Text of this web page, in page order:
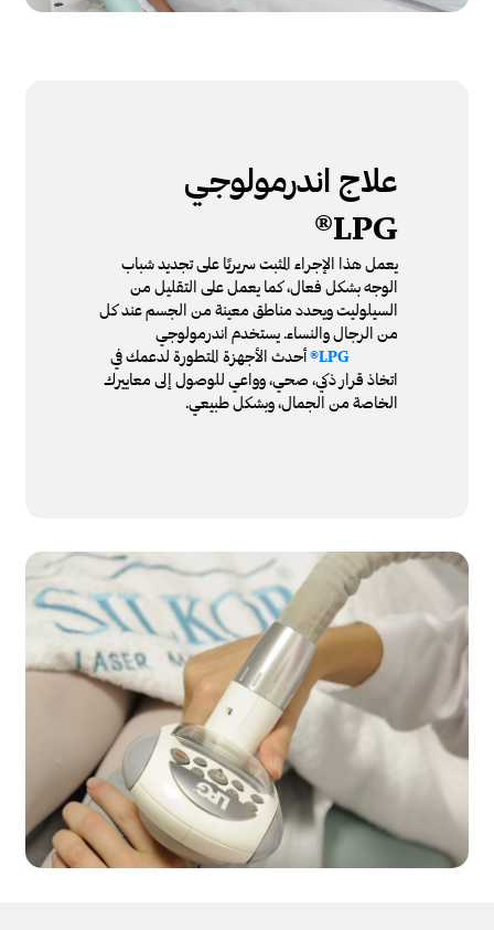
علاج اندرمولوجي
LPG®
يعمل هذا الإجراء المثبت سريريًا على تجديد شباب
الوجه بشكل فعال، كما يعمل على التقليل من
السيلوليت ويحدد مناطق معينة من الجسم عند كل
من الرجال والنساء. يستخدم اندرمولوجي
LPG® أحدث الأجهزة المتطورة لدعمك في
اتخاذ قرار ذكي، صحي، وواعي للوصول إلى معاييرك
الخاصة من الجمال، وبشكل طبيعي.